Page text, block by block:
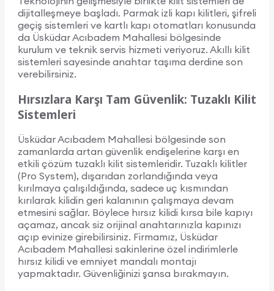
dijitalleşmeye başladı. Parmak izli kapı kilitleri, şifreli
geçiş sistemleri ve kartlı kapı otomatları konusunda
da Üsküdar Acıbadem Mahallesi bölgesinde
kurulum ve teknik servis hizmeti veriyoruz. Akıllı kilit
sistemleri sayesinde anahtar taşıma derdine son
verebilirsiniz.
Hırsızlara Karşı Tam Güvenlik: Tuzaklı Kilit
Sistemleri
Üsküdar Acıbadem Mahallesi bölgesinde son
zamanlarda artan güvenlik endişelerine karşı en
etkili çözüm tuzaklı kilit sistemleridir. Tuzaklı kilitler
(Pro System), dışarıdan zorlandığında veya
kırılmaya çalışıldığında, sadece uç kısmından
kırılarak kilidin geri kalanının çalışmaya devam
etmesini sağlar. Böylece hırsız kilidi kırsa bile kapıyı
açamaz, ancak siz orijinal anahtarınızla kapınızı
açıp evinize girebilirsiniz. Firmamız, Üsküdar
Acıbadem Mahallesi sakinlerine özel indirimlerle
hırsız kilidi ve emniyet mandalı montajı
yapmaktadır. Güvenliğinizi şansa bırakmayın.